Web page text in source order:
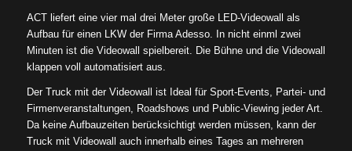
ACT liefert eine vier mal drei Meter große LED-Videowall als
Aufbau für einen LKW der Firma Adesso. In nicht einml zwei
Minuten ist die Videowall spielbereit. Die Bühne und die Videowall
klappen voll automatisiert aus.
Der Truck mit der Videowall ist Ideal für Sport-Events, Partei- und
Firmenveranstaltungen, Roadshows und Public-Viewing jeder Art.
Da keine Aufbauzeiten berücksichtigt werden müssen, kann der
Truck mit Videowall auch innerhalb eines Tages an mehreren